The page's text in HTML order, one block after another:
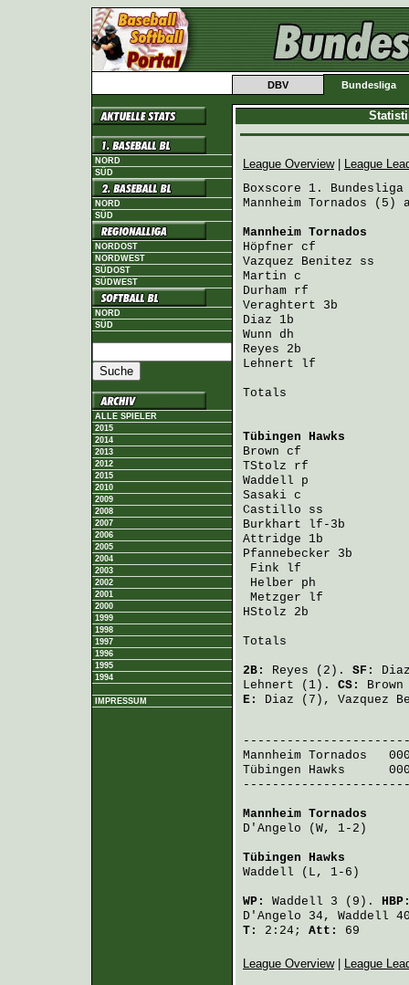
DBV Bundesliga
NORD
SÜD
NORD
SÜD
NORDOST
NORDWEST
SÜDOST
SÜDWEST
NORD
SÜD
ALLE SPIELER
2015
2014
2013
2012
2015
2010
2009
2008
2007
2006
2005
2004
2003
2002
2001
2000
1999
1998
1997
1996
1995
1994
IMPRESSUM
League Overview|
League
Boxscore 1. Bundesliga
Mannheim Tornados (5)
Mannheim Tornados
Höpfner cf
Vazquez Benitez ss
Martin c
Durham rf               4
Veraghtert 3b
Diaz 1b
Wunn dh
Reyes 2b
Lehnert lf              4
Totals
Tübingen Hawks
Brown cf
TStolz rf
Waddell p
Sasaki c
Castillo ss
Burkhart lf-3b
Attridge 1b
Pfannebecker 3b
Fink lf                1
Helber ph
Metzger lf
HStolz 2b
Totals
2B: Reyes (2). SF:
Lehnert (1). CS: Brown
E: Diaz (7), Vazquez
Mannheim Tornados
Tübingen Hawks
Mannheim Tornados
D'Angelo (W, 1-2)
Tübingen Hawks
Waddell (L, 1-6)
WP: Waddell 3 (9).
D'Angelo 34, Waddell
T:
2:24; Att: 69
League Overview| League